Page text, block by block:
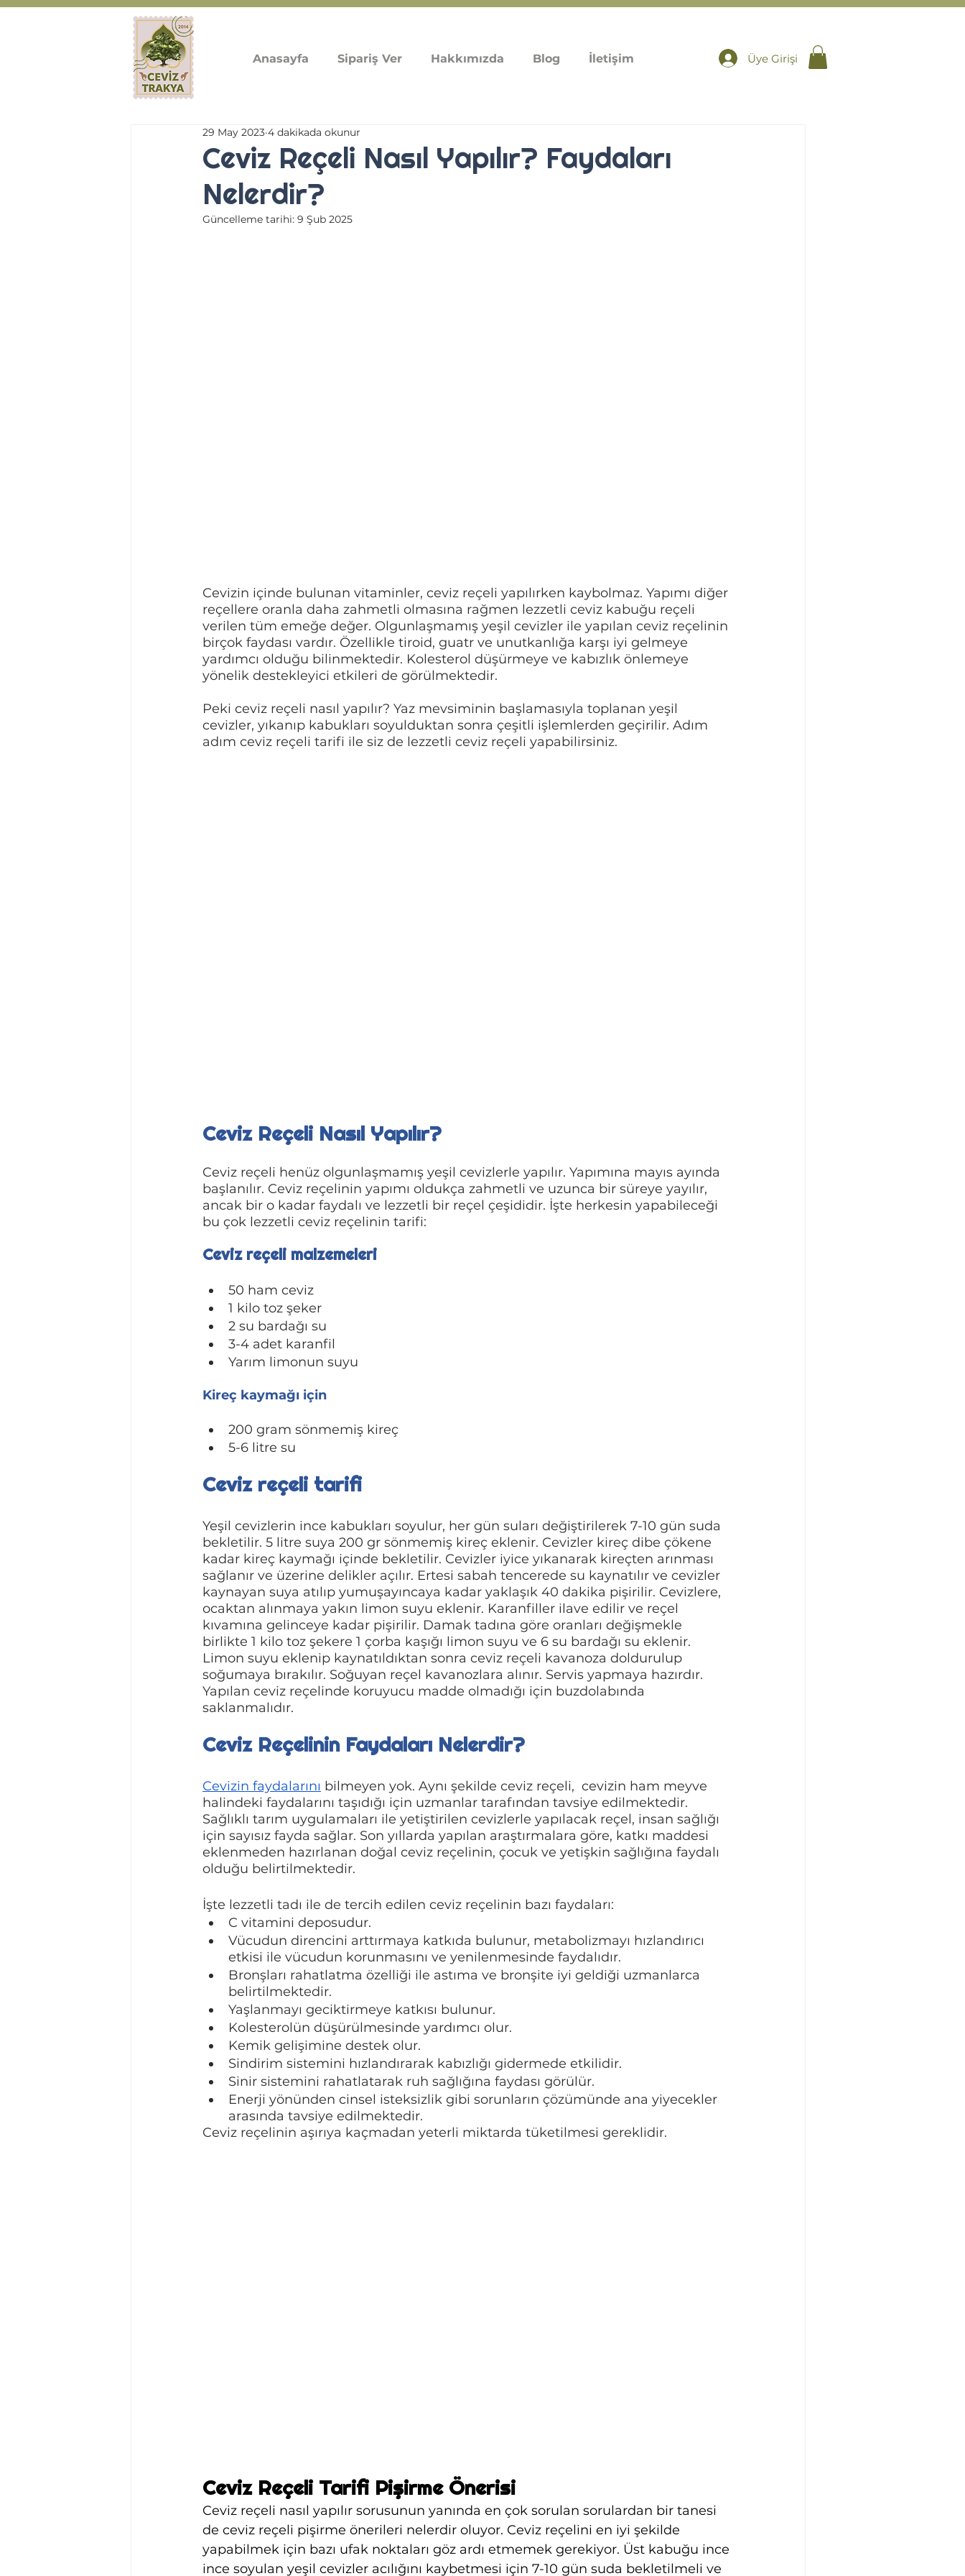
Anasayfa Sipariş Ver Hakkımızda Blog İletişim Üye Girişi
Ceviz Reçeli Nasıl Yapılır? Faydaları
Nelerdir?
29 May 2023 4 dakikada okunur
Güncelleme tarihi: 9 Şub 2025
Cevizin içinde bulunan vitaminler, ceviz reçeli yapılırken kaybolmaz. Yapımı diğer
reçellere oranla daha zahmetli olmasına rağmen lezzetli ceviz kabuğu reçeli
verilen tüm emeğe değer. Olgunlaşmamış yeşil cevizler ile yapılan ceviz reçelinin
birçok faydası vardır. Özellikle tiroid, guatr ve unutkanlığa karşı iyi gelmeye
yardımcı olduğu bilinmektedir. Kolesterol düşürmeye ve kabızlık önlemeye
yönelik destekleyici etkileri de görülmektedir.
Peki ceviz reçeli nasıl yapılır? Yaz mevsiminin başlamasıyla toplanan yeşil
cevizler, yıkanıp kabukları soyulduktan sonra çeşitli işlemlerden geçirilir. Adım
adım ceviz reçeli tarifi ile siz de lezzetli ceviz reçeli yapabilirsiniz.
Ceviz Reçeli Nasıl Yapılır?
Ceviz reçeli henüz olgunlaşmamış yeşil cevizlerle yapılır. Yapımına mayıs ayında
başlanılır. Ceviz reçelinin yapımı oldukça zahmetli ve uzunca bir süreye yayılır,
ancak bir o kadar faydalı ve lezzetli bir reçel çeşididir. İşte herkesin yapabileceği
bu çok lezzetli ceviz reçelinin tarifi:
Ceviz reçeli malzemeleri
50 ham ceviz
1 kilo toz şeker
2 su bardağı su
3-4 adet karanfil
Yarım limonun suyu
Kireç kaymağı için
200 gram sönmemiş kireç
5-6 litre su
Ceviz reçeli tarifi
Yeşil cevizlerin ince kabukları soyulur, her gün suları değiştirilerek 7-10 gün suda
bekletilir. 5 litre suya 200 gr sönmemiş kireç eklenir. Cevizler kireç dibe çökene
kadar kireç kaymağı içinde bekletilir. Cevizler iyice yıkanarak kireçten arınması
sağlanır ve üzerine delikler açılır. Ertesi sabah tencerede su kaynatılır ve cevizler
kaynayan suya atılıp yumuşayıncaya kadar yaklaşık 40 dakika pişirilir. Cevizlere,
ocaktan alınmaya yakın limon suyu eklenir. Karanfiller ilave edilir ve reçel
kıvamına gelinceye kadar pişirilir. Damak tadına göre oranları değişmekle
birlikte 1 kilo toz şekere 1 çorba kaşığı limon suyu ve 6 su bardağı su eklenir.
Limon suyu eklenip kaynatıldıktan sonra ceviz reçeli kavanoza doldurulup
soğumaya bırakılır. Soğuyan reçel kavanozlara alınır. Servis yapmaya hazırdır.
Yapılan ceviz reçelinde koruyucu madde olmadığı için buzdolabında
saklanmalıdır.
Ceviz Reçelinin Faydaları Nelerdir?
Cevizin faydalarını bilmeyen yok. Aynı şekilde ceviz reçeli,  cevizin ham meyve
halindeki faydalarını taşıdığı için uzmanlar tarafından tavsiye edilmektedir.
Sağlıklı tarım uygulamaları ile yetiştirilen cevizlerle yapılacak reçel, insan sağlığı
için sayısız fayda sağlar. Son yıllarda yapılan araştırmalara göre, katkı maddesi
eklenmeden hazırlanan doğal ceviz reçelinin, çocuk ve yetişkin sağlığına faydalı
olduğu belirtilmektedir.
İşte lezzetli tadı ile de tercih edilen ceviz reçelinin bazı faydaları:
C vitamini deposudur.
Vücudun direncini arttırmaya katkıda bulunur, metabolizmayı hızlandırıcı
etkisi ile vücudun korunmasını ve yenilenmesinde faydalıdır.
Bronşları rahatlatma özelliği ile astıma ve bronşite iyi geldiği uzmanlarca
belirtilmektedir.
Yaşlanmayı geciktirmeye katkısı bulunur.
Kolesterolün düşürülmesinde yardımcı olur.
Kemik gelişimine destek olur.
Sindirim sistemini hızlandırarak kabızlığı gidermede etkilidir.
Sinir sistemini rahatlatarak ruh sağlığına faydası görülür.
Enerji yönünden cinsel isteksizlik gibi sorunların çözümünde ana yiyecekler
arasında tavsiye edilmektedir.
Ceviz reçelinin aşırıya kaçmadan yeterli miktarda tüketilmesi gereklidir.
Ceviz Reçeli Tarifi Pişirme Önerisi
Ceviz reçeli nasıl yapılır sorusunun yanında en çok sorulan sorulardan bir tanesi
de ceviz reçeli pişirme önerileri nelerdir oluyor. Ceviz reçelini en iyi şekilde
yapabilmek için bazı ufak noktaları göz ardı etmemek gerekiyor. Üst kabuğu ince
ince soyulan yeşil cevizler acılığını kaybetmesi için 7-10 gün suda bekletilmeli ve